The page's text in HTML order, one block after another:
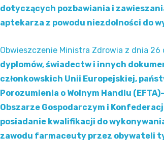
dotyczących pozbawiania i
aptekarza z powodu niezdolności do
Obwieszczenie Ministra Zdrowia z dnia 26
dyplomów, świadectw i innych
członkowskich Unii Europejskiej,
Porozumienia o Wolnym Handlu
Obszarze Gospodarczym i
posiadanie kwalifikacji do
zawodu farmaceuty przez obywateli